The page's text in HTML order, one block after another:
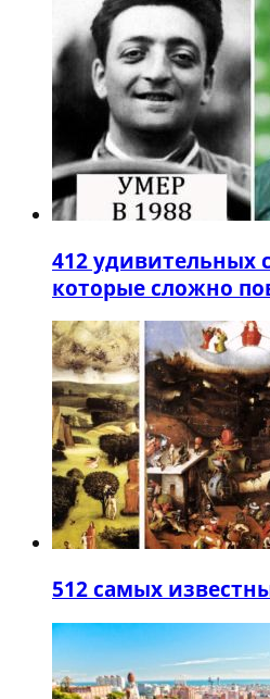
412 удивительных
которые сложно
512 самых